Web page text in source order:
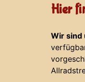
Hier
Wir sind